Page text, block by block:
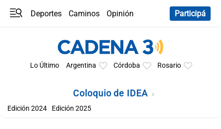
Deportes Caminos
Opinión
Participá
Lo Último Argentina Córdoba Rosario
Coloquio de IDEA
Edición 2024 Edición 2025